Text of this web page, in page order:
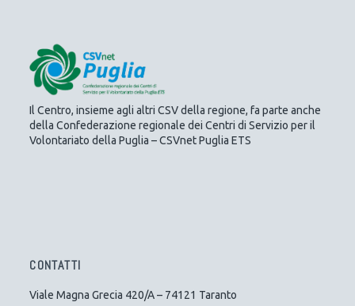
Il Centro, insieme agli altri CSV della regione, fa parte anche
della Confederazione regionale dei Centri di Servizio per il
Volontariato della Puglia – CSVnet Puglia ETS
CONTATTI
Viale Magna Grecia 420/A – 74121 Taranto